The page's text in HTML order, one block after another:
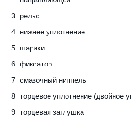
рельс
нижнее уплотнение
шарики
фиксатор
смазочный ниппель
торцевое уплотнение (двойное
торцевая заглушка